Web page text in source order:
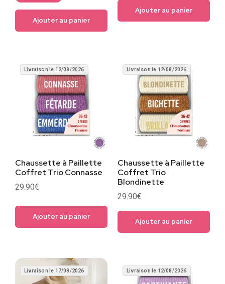
Ajouter au panier
Ajouter au panier
Chaussette à Paillette
Coffret Trio Connasse
29.90€
Ajouter au panier
Livraison le 12/08/2026
Chaussette à Paillette
Coffret Trio
Blondinette
29.90€
Ajouter au panier
Livraison le 12/08/2026
Livraison le 17/08/2026 Livraison le 12/08/2026